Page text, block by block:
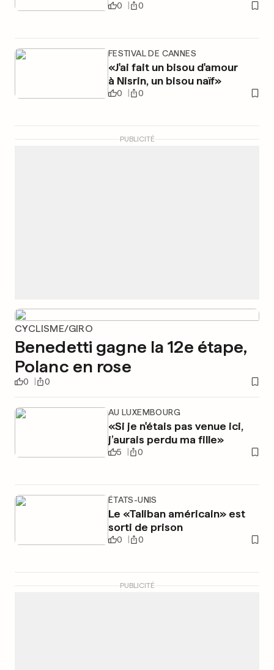
0 0
FESTIVAL DE CANNES
«J'ai fait un bisou d'amour
à Nisrin, un bisou naïf»
0 0
PUBLICITÉ
CYCLISME/GIRO
Benedetti gagne la 12e étape,
Polanc en rose
0 0
AU LUXEMBOURG
«Si je n'étais pas venue ici,
j’aurais perdu ma fille»
5 0
ÉTATS-UNIS
Le «Taliban américain» est
sorti de prison
0 0
PUBLICITÉ